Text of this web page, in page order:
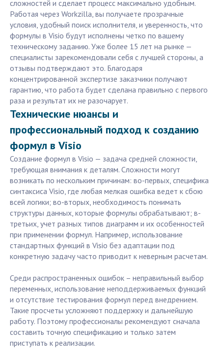
сложностей и сделает процесс максимально удобным.
Работая через Workzilla, вы получаете прозрачные
условия, удобный поиск исполнителя, и уверенность, что
формулы в Visio будут исполнены четко по вашему
техническому заданию. Уже более 15 лет на рынке —
специалисты зарекомендовали себя с лучшей стороны, а
отзывы подтверждают это. Благодаря
концентрированной экспертизе заказчики получают
гарантию, что работа будет сделана правильно с первого
раза и результат их не разочарует.
Технические нюансы и
профессиональный подход к созданию
формул в Visio
Создание формул в Visio — задача средней сложности,
требующая внимания к деталям. Сложности могут
возникать по нескольким причинам: во-первых, специфика
синтаксиса Visio, где любая мелкая ошибка ведет к сбою
всей логики; во-вторых, необходимость понимать
структуры данных, которые формулы обрабатывают; в-
третьих, учет разных типов диаграмм и их особенностей
при применении формул. Например, использование
стандартных функций в Visio без адаптации под
конкретную задачу часто приводит к неверным расчетам.
Среди распространенных ошибок – неправильный выбор
переменных, использование неподдерживаемых функций
и отсутствие тестирования формул перед внедрением.
Такие просчеты усложняют поддержку и дальнейшую
работу. Поэтому профессионалы рекомендуют сначала
составить точную спецификацию и только затем
приступать к реализации.